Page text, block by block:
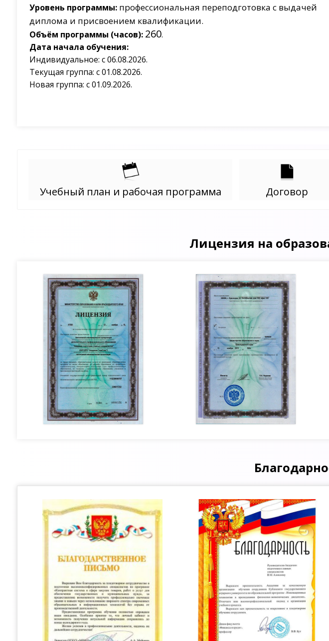
Уровень программы: профессиональная переподготовка с выдачей
диплома и присвоением квалификации.
Объём программы (часов): 260.
Дата начала обучения:
Индивидуальное: с 06.08.2026.
Текущая группа: с 01.08.2026.
Новая группа: с 01.09.2026.
Учебный план и рабочая программа Договор
Лицензия на